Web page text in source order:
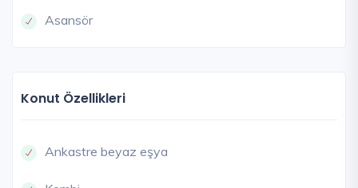
Asansör
Konut Özellikleri
Ankastre beyaz eşya